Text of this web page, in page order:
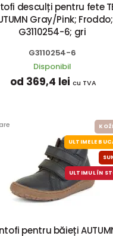
desculți pentru fete
Gray/Pink; Froddo;
G3110254-6; gri
G3110254-6
Disponibil
od 369,4 lei cu TVA
ULTIMELE
ULTIMUL ÎN
pentru băieți